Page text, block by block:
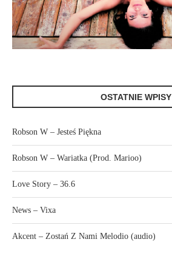
OSTATNIE WPISY
Robson W – Jesteś Piękna
Robson W – Wariatka (Prod. Marioo)
Love Story – 36.6
News – Vixa
Akcent – Zostań Z Nami Melodio (audio)